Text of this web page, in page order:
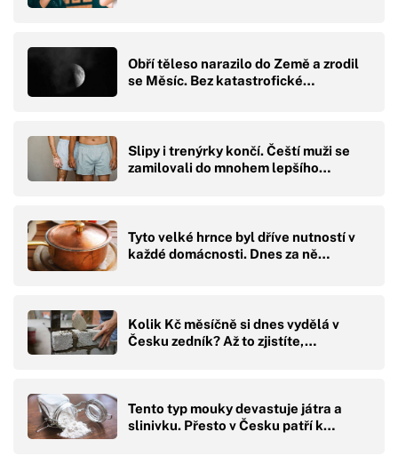
Obří těleso narazilo do Země a zrodil
se Měsíc. Bez katastrofické…
Slipy i trenýrky končí. Čeští muži se
zamilovali do mnohem lepšího…
Tyto velké hrnce byl dříve nutností v
každé domácnosti. Dnes za ně…
Kolik Kč měsíčně si dnes vydělá v
Česku zedník? Až to zjistíte,…
Tento typ mouky devastuje játra a
slinivku. Přesto v Česku patří k…